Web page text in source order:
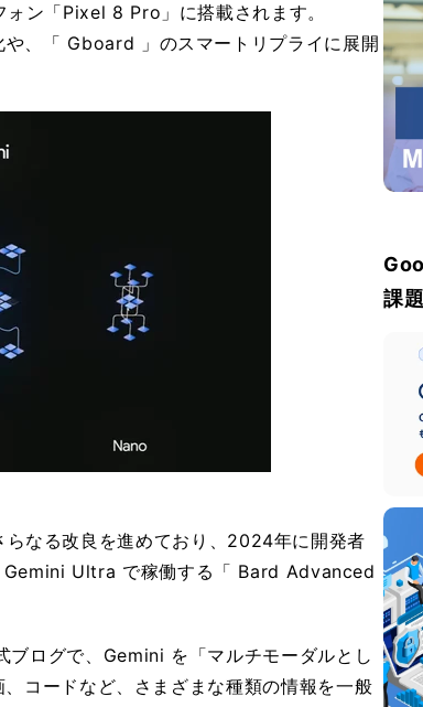
ン「Pixel 8 Pro」に搭載されます。
、「 Gboard 」のスマートリプライに展開
なる改良を進めており、2024年に開発者
Gemini Ultra で稼働する「 Bard Advanced
ログで、Gemini を「マルチモーダルとし
コードなど、さまざまな種類の情報を一般
課